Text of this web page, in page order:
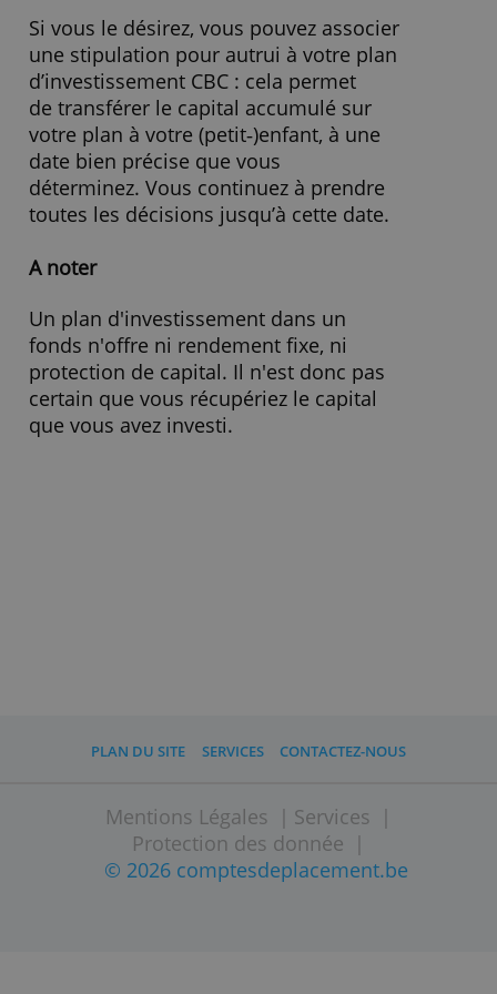
Frais d'entrée 2,00 % - 3,5% ( selon les
fonds)
Frais de sortie
0,00 %
» Visitez le site Internet !
Clause de stipulation pour autrui
Si vous le désirez, vous pouvez associer
une stipulation pour autrui à votre plan
d’investissement CBC : cela permet
protection de capital. Il n'est donc pas
que vous avez investi.
AFFICHER LES DÉTAILS